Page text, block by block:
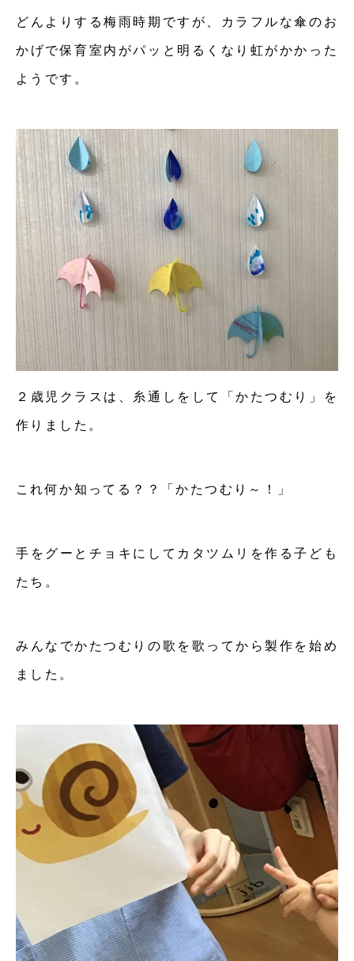
どんよりする梅雨時期ですが、カラフルな傘のお
かげで保育室内がパッと明るくなり虹がかかった
ようです。
２歳児クラスは、糸通しをして「かたつむり」を
作りました。
これ何か知ってる？？「かたつむり～！」
手をグーとチョキにしてカタツムリを作る子ども
たち。
みんなでかたつむりの歌を歌ってから製作を始め
ました。